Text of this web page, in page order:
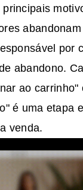
por
abandono.
ao carrinho"
é uma etapa
venda.